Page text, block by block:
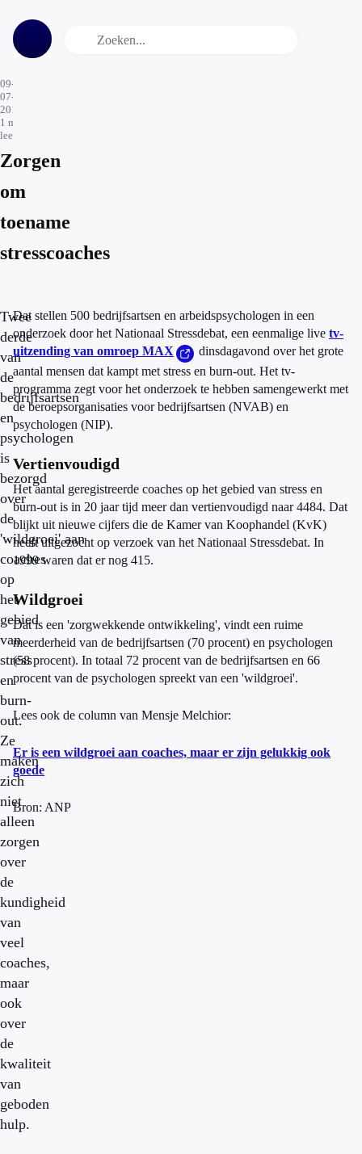
09-
07-
2019
1 min.
leestijd
Zorgen
om
toename
stresscoaches
Twee
derde
van
de
bedrijfsartsen
en
psychologen
is
bezorgd
over
de
'wildgroei' aan
coaches
op
het
gebied
van
stress
en
burn-
out.
Ze
maken
zich
niet
alleen
zorgen
over
de
kundigheid
van
veel
coaches,
maar
ook
over
de
kwaliteit
van
geboden
hulp.
Dat stellen 500 bedrijfsartsen en arbeidspsychologen in een
onderzoek door het Nationaal Stressdebat, een eenmalige live tv-
uitzending van omroep MAX
dinsdagavond over het grote
aantal mensen dat kampt met stress en burn-out. Het tv-
programma zegt voor het onderzoek te hebben samengewerkt met
de beroepsorganisaties voor bedrijfsartsen (NVAB) en
psychologen (NIP).
Vertienvoudigd
Het aantal geregistreerde coaches op het gebied van stress en
burn-out is in 20 jaar tijd meer dan vertienvoudigd naar 4484. Dat
blijkt uit nieuwe cijfers die de Kamer van Koophandel (KvK)
heeft uitgezocht op verzoek van het Nationaal Stressdebat. In
1999 waren dat er nog 415.
Wildgroei
Dat is een 'zorgwekkende ontwikkeling', vindt een ruime
meerderheid van de bedrijfsartsen (70 procent) en psychologen
(58 procent). In totaal 72 procent van de bedrijfsartsen en 66
procent van de psychologen spreekt van een 'wildgroei'.
Lees ook de column van Mensje Melchior:
Er is een wildgroei aan coaches, maar er zijn gelukkig ook
goede
Bron: ANP